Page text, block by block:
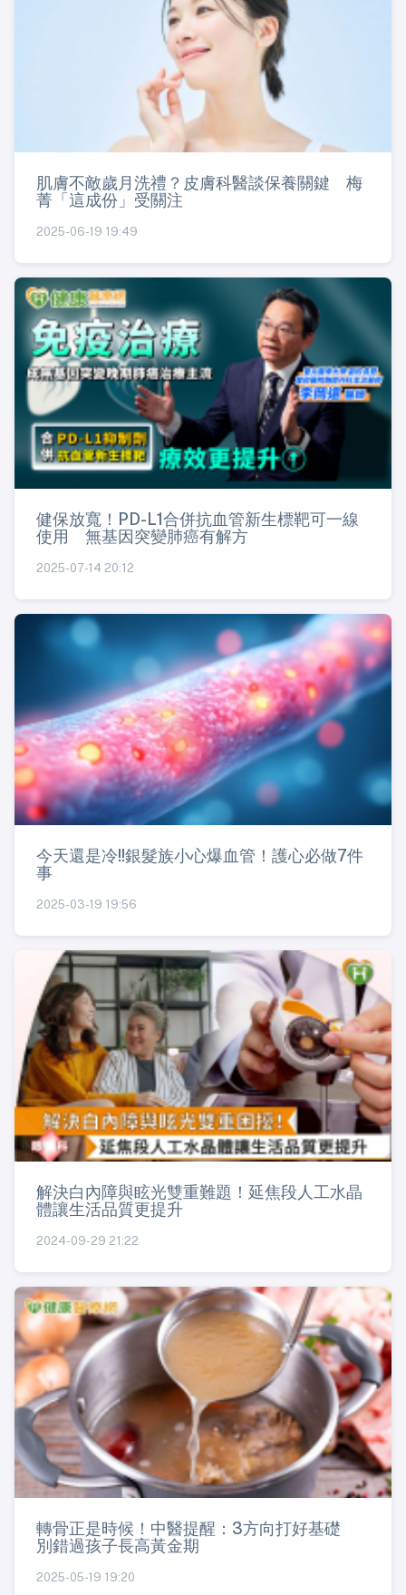
肌膚不敵歲月洗禮？皮膚科醫談保養關鍵 梅
菁「這成份」受關注
2025-06-19 19:49
健保放寬！PD-L1合併抗血管新生標靶可一線
使用 無基因突變肺癌有解方
2025-07-14 20:12
今天還是冷!!銀髮族小心爆血管！護心必做7件
事
2025-03-19 19:56
解決白內障與眩光雙重難題！延焦段人工水晶
體讓生活品質更提升
2024-09-29 21:22
轉骨正是時候！中醫提醒：3方向打好基礎
別錯過孩子長高黃金期
2025-05-19 19:20